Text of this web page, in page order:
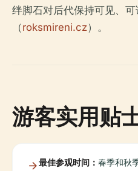
绊脚石对后代保持可见、可
（roksmireni.cz）。
游客实用贴
最佳参观时间： 春季和秋